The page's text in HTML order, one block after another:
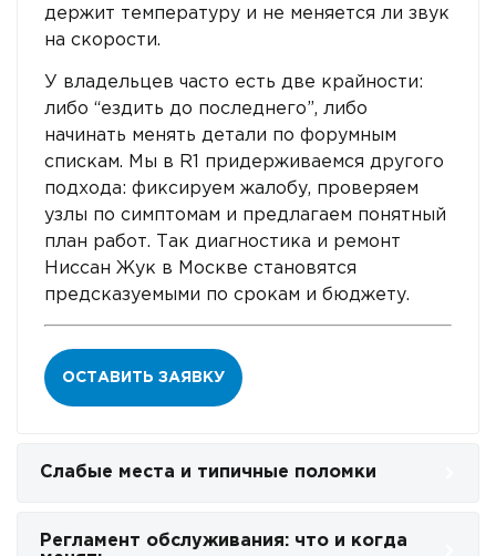
держит температуру и не меняется ли звук
на скорости.
У владельцев часто есть две крайности:
либо “ездить до последнего”, либо
начинать менять детали по форумным
спискам. Мы в R1 придерживаемся другого
подхода: фиксируем жалобу, проверяем
узлы по симптомам и предлагаем понятный
план работ. Так диагностика и ремонт
Ниссан Жук в Москве становятся
предсказуемыми по срокам и бюджету.
ОСТАВИТЬ ЗАЯВКУ
Слабые места и типичные поломки
Регламент обслуживания: что и когда